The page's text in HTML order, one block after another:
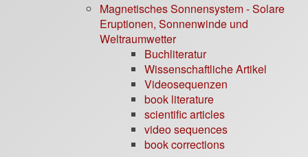
Magnetisches Sonnensystem - Solare
Eruptionen, Sonnenwinde und
Weltraumwetter
Buchliteratur
Wissenschaftliche Artikel
Videosequenzen
book literature
scientific articles
video sequences
book corrections